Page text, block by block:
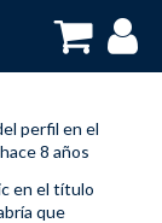
perfil en el
hace 8 años
en el título
que